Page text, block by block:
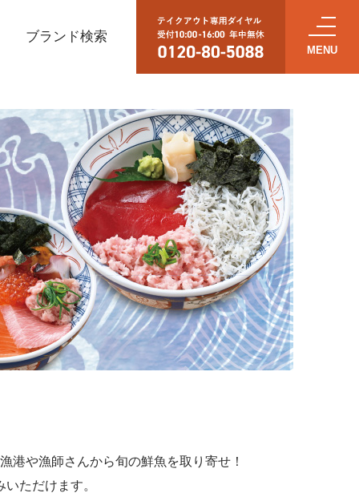
ブランド検索
港や漁師さんから旬の鮮魚を取り寄せ！
ただけます。